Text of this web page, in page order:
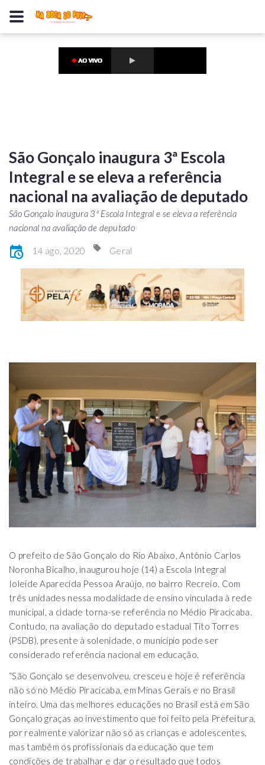
São Gonçalo inaugura 3ª Escola
Integral e se eleva a referência
nacional na avaliação de deputado
São Gonçalo inaugura 3ª Escola Integral e se eleva a referência
nacional na avaliação de deputado
14 ago, 2020 Geral
O prefeito de São Gonçalo do Rio Abaixo, Antônio Carlos
Noronha Bicalho, inaugurou hoje (14) a Escola Integral
Ioleide Aparecida Pessoa Araújo, no bairro Recreio. Com
três unidades nessa modalidade de ensino vinculada à rede
municipal, a cidade torna-se referência no Médio Piracicaba.
Contudo, na avaliação do deputado estadual Tito Torres
(PSDB), presente à solenidade, o município pode ser
considerado referência nacional em educação.
“São Gonçalo se desenvolveu, cresceu e hoje é referência
não só no Médio Piracicaba, em Minas Gerais e no Brasil
inteiro. Uma das melhores educações no Brasil está em São
Gonçalo graças ao investimento que foi feito pela Prefeitura,
por realmente valorizar não só as crianças e adolescentes,
mas também os profissionais da educação que tem
condições de trabalhar e dar o resultado que todos